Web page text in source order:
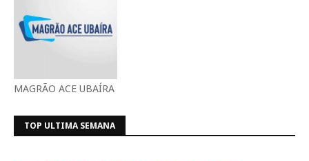
MAGRÃO ACE UBAÍRA
TOP ULTIMA SEMANA